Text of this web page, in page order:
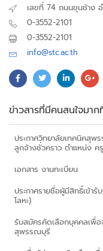
เลขที่ 74 ถนนขุนช้าง
0-3552-2101
0-3552-2101
info@stc.ac.th
ข่าวสารที่มีคนสนใจมา
ประกาศวิทยาลัยเทคนิคสุพ
ลูกจ้างชั่วคราว ตำแหน่ง ค
เอกสาร งานทะเบียน
ประกาศรายชื่อผู้มีสิทธิ์เข้า
โลหะ)
รับสมัครคัดเลือกบุคคลเพื่อ
สุพรรณบุรี